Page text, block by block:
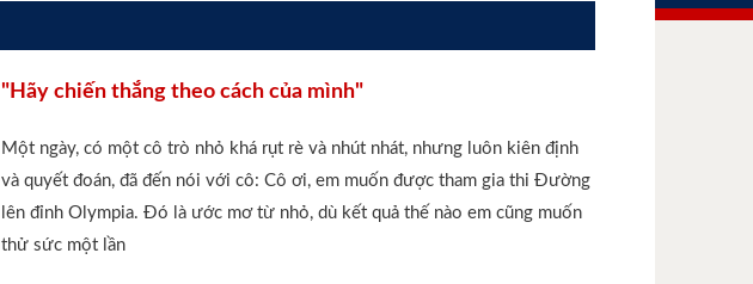
"Hãy chiến thắng theo cách của mình"
Một ngày, có một cô trò nhỏ khá rụt rè và nhút nhát, nhưng luôn kiên định
và quyết đoán, đã đến nói với cô: Cô ơi, em muốn được tham gia thi Đường
lên đỉnh Olympia. Đó là ước mơ từ nhỏ, dù kết quả thế nào em cũng muốn
thử sức một lần